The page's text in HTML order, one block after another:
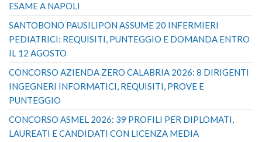
ESAME A NAPOLI
SANTOBONO PAUSILIPON ASSUME 20 INFERMIERI
PEDIATRICI: REQUISITI, PUNTEGGIO E DOMANDA ENTRO
IL 12 AGOSTO
CONCORSO AZIENDA ZERO CALABRIA 2026: 8 DIRIGENTI
INGEGNERI INFORMATICI, REQUISITI, PROVE E
PUNTEGGIO
CONCORSO ASMEL 2026: 39 PROFILI PER DIPLOMATI,
LAUREATI E CANDIDATI CON LICENZA MEDIA